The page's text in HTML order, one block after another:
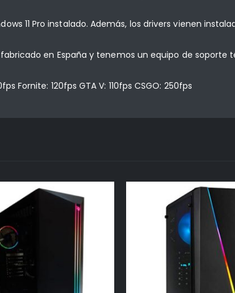
11 Pro instalado. Además, los drivers vienen
en España y tenemos un equipo de
Fornite: 120fps GTA V: 110fps CSGO: 250fps